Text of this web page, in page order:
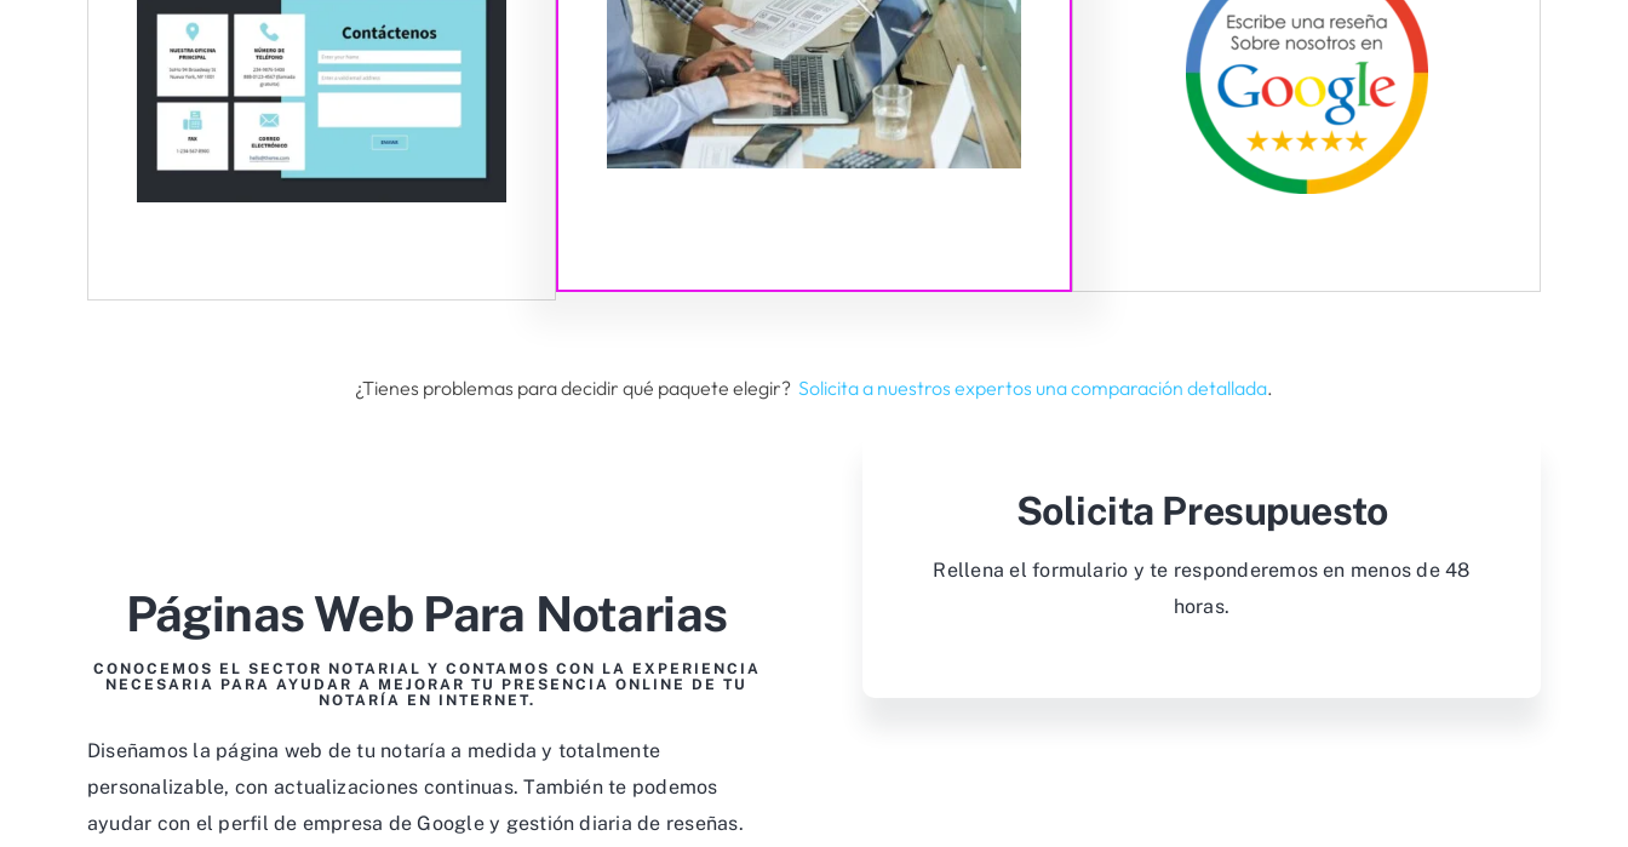
¿Tienes problemas para decidir qué paquete elegir? Solicita a nuestros expertos una comparación detallada.
Páginas Web Para Notarias
CONOCEMOS EL SECTOR NOTARIAL Y CONTAMOS CON LA EXPERIENCIA
NECESARIA PARA AYUDAR A MEJORAR TU PRESENCIA ONLINE DE TU
NOTARÍA EN INTERNET.
Diseñamos la página web de tu notaría a medida y totalmente
personalizable, con actualizaciones continuas. También te podemos
ayudar con el perfil de empresa de Google y gestión diaria de reseñas.
Solicita Presupuesto
Rellena el formulario y te responderemos en menos de 48
horas.